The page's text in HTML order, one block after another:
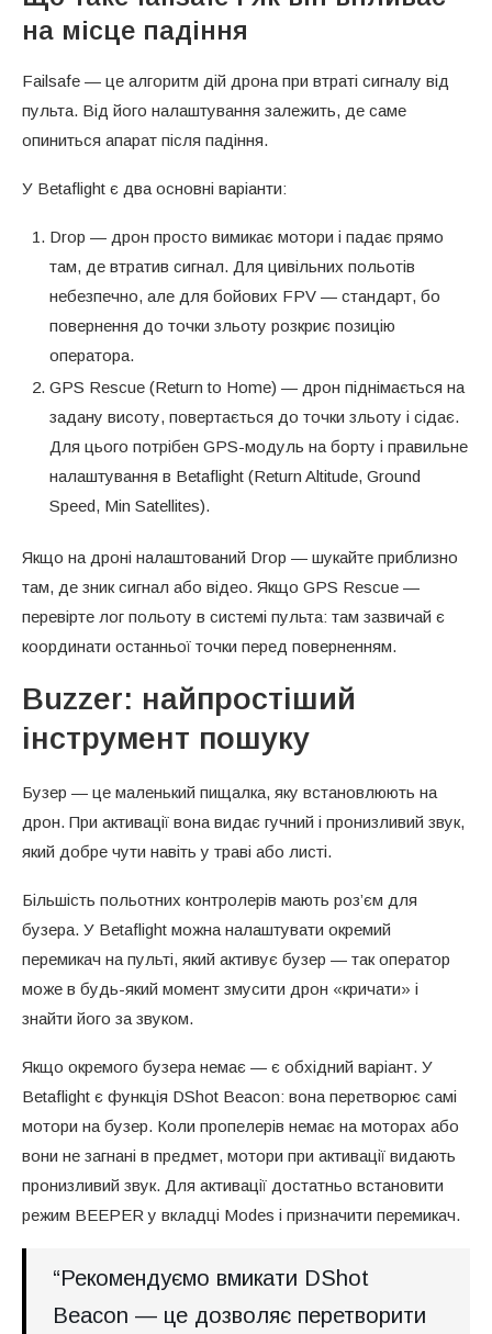
на місце падіння
Failsafe — це алгоритм дій дрона при втраті сигналу від
пульта. Від його налаштування залежить, де саме
опиниться апарат після падіння.
У Betaflight є два основні варіанти:
Drop — дрон просто вимикає мотори і падає прямо
там, де втратив сигнал. Для цивільних польотів
небезпечно, але для бойових FPV — стандарт, бо
повернення до точки зльоту розкриє позицію
оператора.
GPS Rescue (Return to Home) — дрон піднімається на
задану висоту, повертається до точки зльоту і сідає.
Для цього потрібен GPS-модуль на борту і правильне
налаштування в Betaflight (Return Altitude, Ground
Speed, Min Satellites).
Якщо на дроні налаштований Drop — шукайте приблизно
там, де зник сигнал або відео. Якщо GPS Rescue —
перевірте лог польоту в системі пульта: там зазвичай є
координати останньої точки перед поверненням.
Buzzer: найпростіший
інструмент пошуку
Бузер — це маленький пищалка, яку встановлюють на
дрон. При активації вона видає гучний і пронизливий звук,
який добре чути навіть у траві або листі.
Більшість польотних контролерів мають роз’єм для
бузера. У Betaflight можна налаштувати окремий
перемикач на пульті, який активує бузер — так оператор
може в будь-який момент змусити дрон «кричати» і
знайти його за звуком.
Якщо окремого бузера немає — є обхідний варіант. У
Betaflight є функція DShot Beacon: вона перетворює самі
мотори на бузер. Коли пропелерів немає на моторах або
вони не загнані в предмет, мотори при активації видають
пронизливий звук. Для активації достатньо встановити
режим BEEPER у вкладці Modes і призначити перемикач.
“Рекомендуємо вмикати DShot
Beacon — це дозволяє перетворити